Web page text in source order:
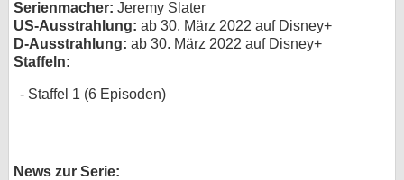
Serienmacher: Jeremy Slater
US-Ausstrahlung: ab 30. März 2022 auf Disney+
D-Ausstrahlung: ab 30. März 2022 auf Disney+
Staffeln:
Staffel 1 (6 Episoden)
News zur Serie: